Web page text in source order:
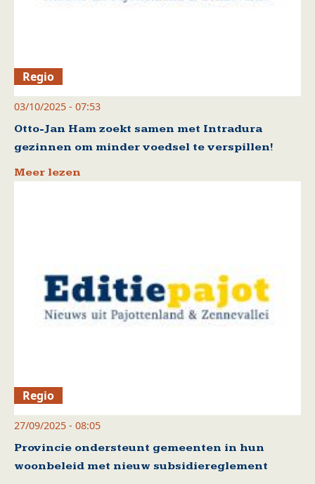
Regio
03/10/2025 - 07:53
Otto-Jan Ham zoekt samen met Intradura
gezinnen om minder voedsel te verspillen!
Meer lezen
Regio
27/09/2025 - 08:05
Provincie ondersteunt gemeenten in hun
woonbeleid met nieuw subsidiereglement